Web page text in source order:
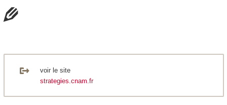
voir le site
strategies.cnam.fr